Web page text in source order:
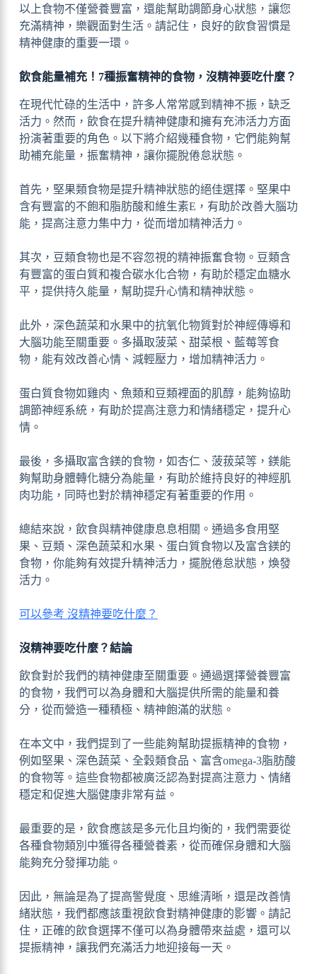
以上食物不僅營養豐富，還能幫助調節身心狀態，讓您
充滿精神，樂觀面對生活。請記住，良好的飲食習慣是
精神健康的重要一環。
飲食能量補充！7種振奮精神的食物，沒精神要吃什麼？
在現代忙碌的生活中，許多人常常感到精神不振，缺乏
活力。然而，飲食在提升精神健康和擁有充沛活力方面
扮演著重要的角色。以下將介紹幾種食物，它們能夠幫
助補充能量，振奮精神，讓你擺脫倦怠狀態。
首先，堅果類食物是提升精神狀態的絕佳選擇。堅果中
含有豐富的不飽和脂肪酸和維生素E，有助於改善大腦功
能，提高注意力集中力，從而增加精神活力。
其次，豆類食物也是不容忽視的精神振奮食物。豆類含
有豐富的蛋白質和複合碳水化合物，有助於穩定血糖水
平，提供持久能量，幫助提升心情和精神狀態。
此外，深色蔬菜和水果中的抗氧化物質對於神經傳導和
大腦功能至關重要。多攝取菠菜、甜菜根、藍莓等食
物，能有效改善心情、減輕壓力，增加精神活力。
蛋白質食物如雞肉、魚類和豆類裡面的肌醇，能夠協助
調節神經系統，有助於提高注意力和情緒穩定，提升心
情。
最後，多攝取富含鎂的食物，如杏仁、菠菝菜等，鎂能
夠幫助身體轉化糖分為能量，有助於維持良好的神經肌
肉功能，同時也對於精神穩定有著重要的作用。
總結來說，飲食與精神健康息息相關。通過多食用堅
果、豆類、深色蔬菜和水果、蛋白質食物以及富含鎂的
食物，你能夠有效提升精神活力，擺脫倦怠狀態，煥發
活力。
可以參考 沒精神要吃什麼？
沒精神要吃什麼？結論
飲食對於我們的精神健康至關重要。通過選擇營養豐富
的食物，我們可以為身體和大腦提供所需的能量和養
分，從而營造一種積極、精神飽滿的狀態。
在本文中，我們提到了一些能夠幫助提振精神的食物，
例如堅果、深色蔬菜、全穀類食品、富含omega-3脂肪酸
的食物等。這些食物都被廣泛認為對提高注意力、情緒
穩定和促進大腦健康非常有益。
最重要的是，飲食應該是多元化且均衡的，我們需要從
各種食物類別中獲得各種營養素，從而確保身體和大腦
能夠充分發揮功能。
因此，無論是為了提高警覺度、思維清晰，還是改善情
緒狀態，我們都應該重視飲食對精神健康的影響。請記
住，正確的飲食選擇不僅可以為身體帶來益處，還可以
提振精神，讓我們充滿活力地迎接每一天。